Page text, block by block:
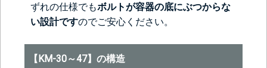
ずれの仕様でもボルトが容器の底にぶつからな
い設計ですのでご安心ください。
【KM-30～47】の構造